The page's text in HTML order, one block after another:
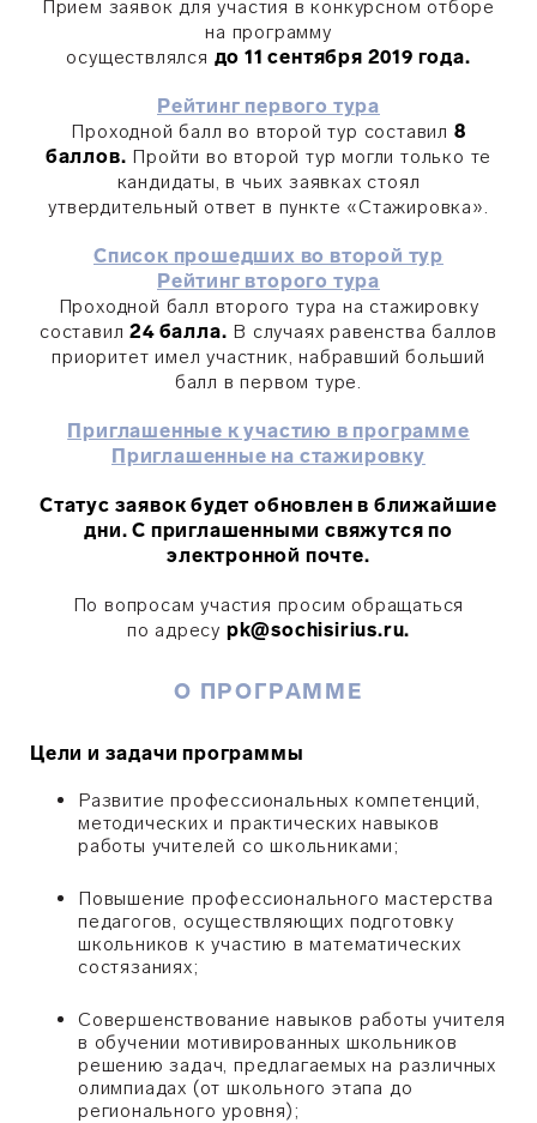
Прием заявок для участия в конкурсном отборе
на программу
осуществлялся до 11 сентября 2019 года.
Рейтинг первого тура
Проходной балл во второй тур составил 8
баллов. Пройти во второй тур могли только те
кандидаты, в чьих заявках стоял
утвердительный ответ в пункте «Стажировка».
Список прошедших во второй тур
Рейтинг второго тура
Проходной балл второго тура на стажировку
составил24 балла. В случаях равенства баллов
приоритет имел участник, набравший больший
балл в первом туре.
Приглашенные к участию в программе
Приглашенные на стажировку
Статус заявок будет обновлен в ближайшие
дни. С приглашенными свяжутся по
электронной почте.
По вопросам участия просим обращаться
по адресу pk@sochisirius.ru.
О ПРОГРАММЕ
Цели и задачи программы
Развитие профессиональных компетенций,
методических и практических навыков
работы учителей со школьниками;
Повышение профессионального мастерства
педагогов, осуществляющих подготовку
школьников к участию в математических
состязаниях;
Совершенствование навыков работы учителя
в обучении мотивированных школьников
решению задач, предлагаемых на различных
олимпиадах (от школьного этапа до
регионального уровня);